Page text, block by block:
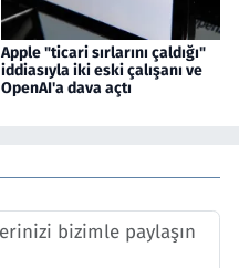
Apple "ticari sırlarını çaldığı"
iddiasıyla iki eski çalışanı ve
OpenAI'a dava açtı